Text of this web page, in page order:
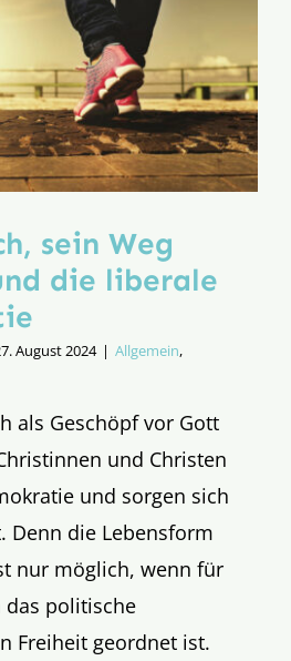
sein Weg
die liberale
August 2024 | Allgemein,
als Geschöpf vor Gott
und Christen
und sorgen sich
Denn die Lebensform
nur möglich, wenn für
das politische
Freiheit geordnet ist.